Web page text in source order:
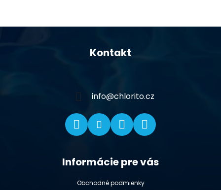
Kontakt
info@chlorito.cz
Informácie pre vás
Obchodné podmienky